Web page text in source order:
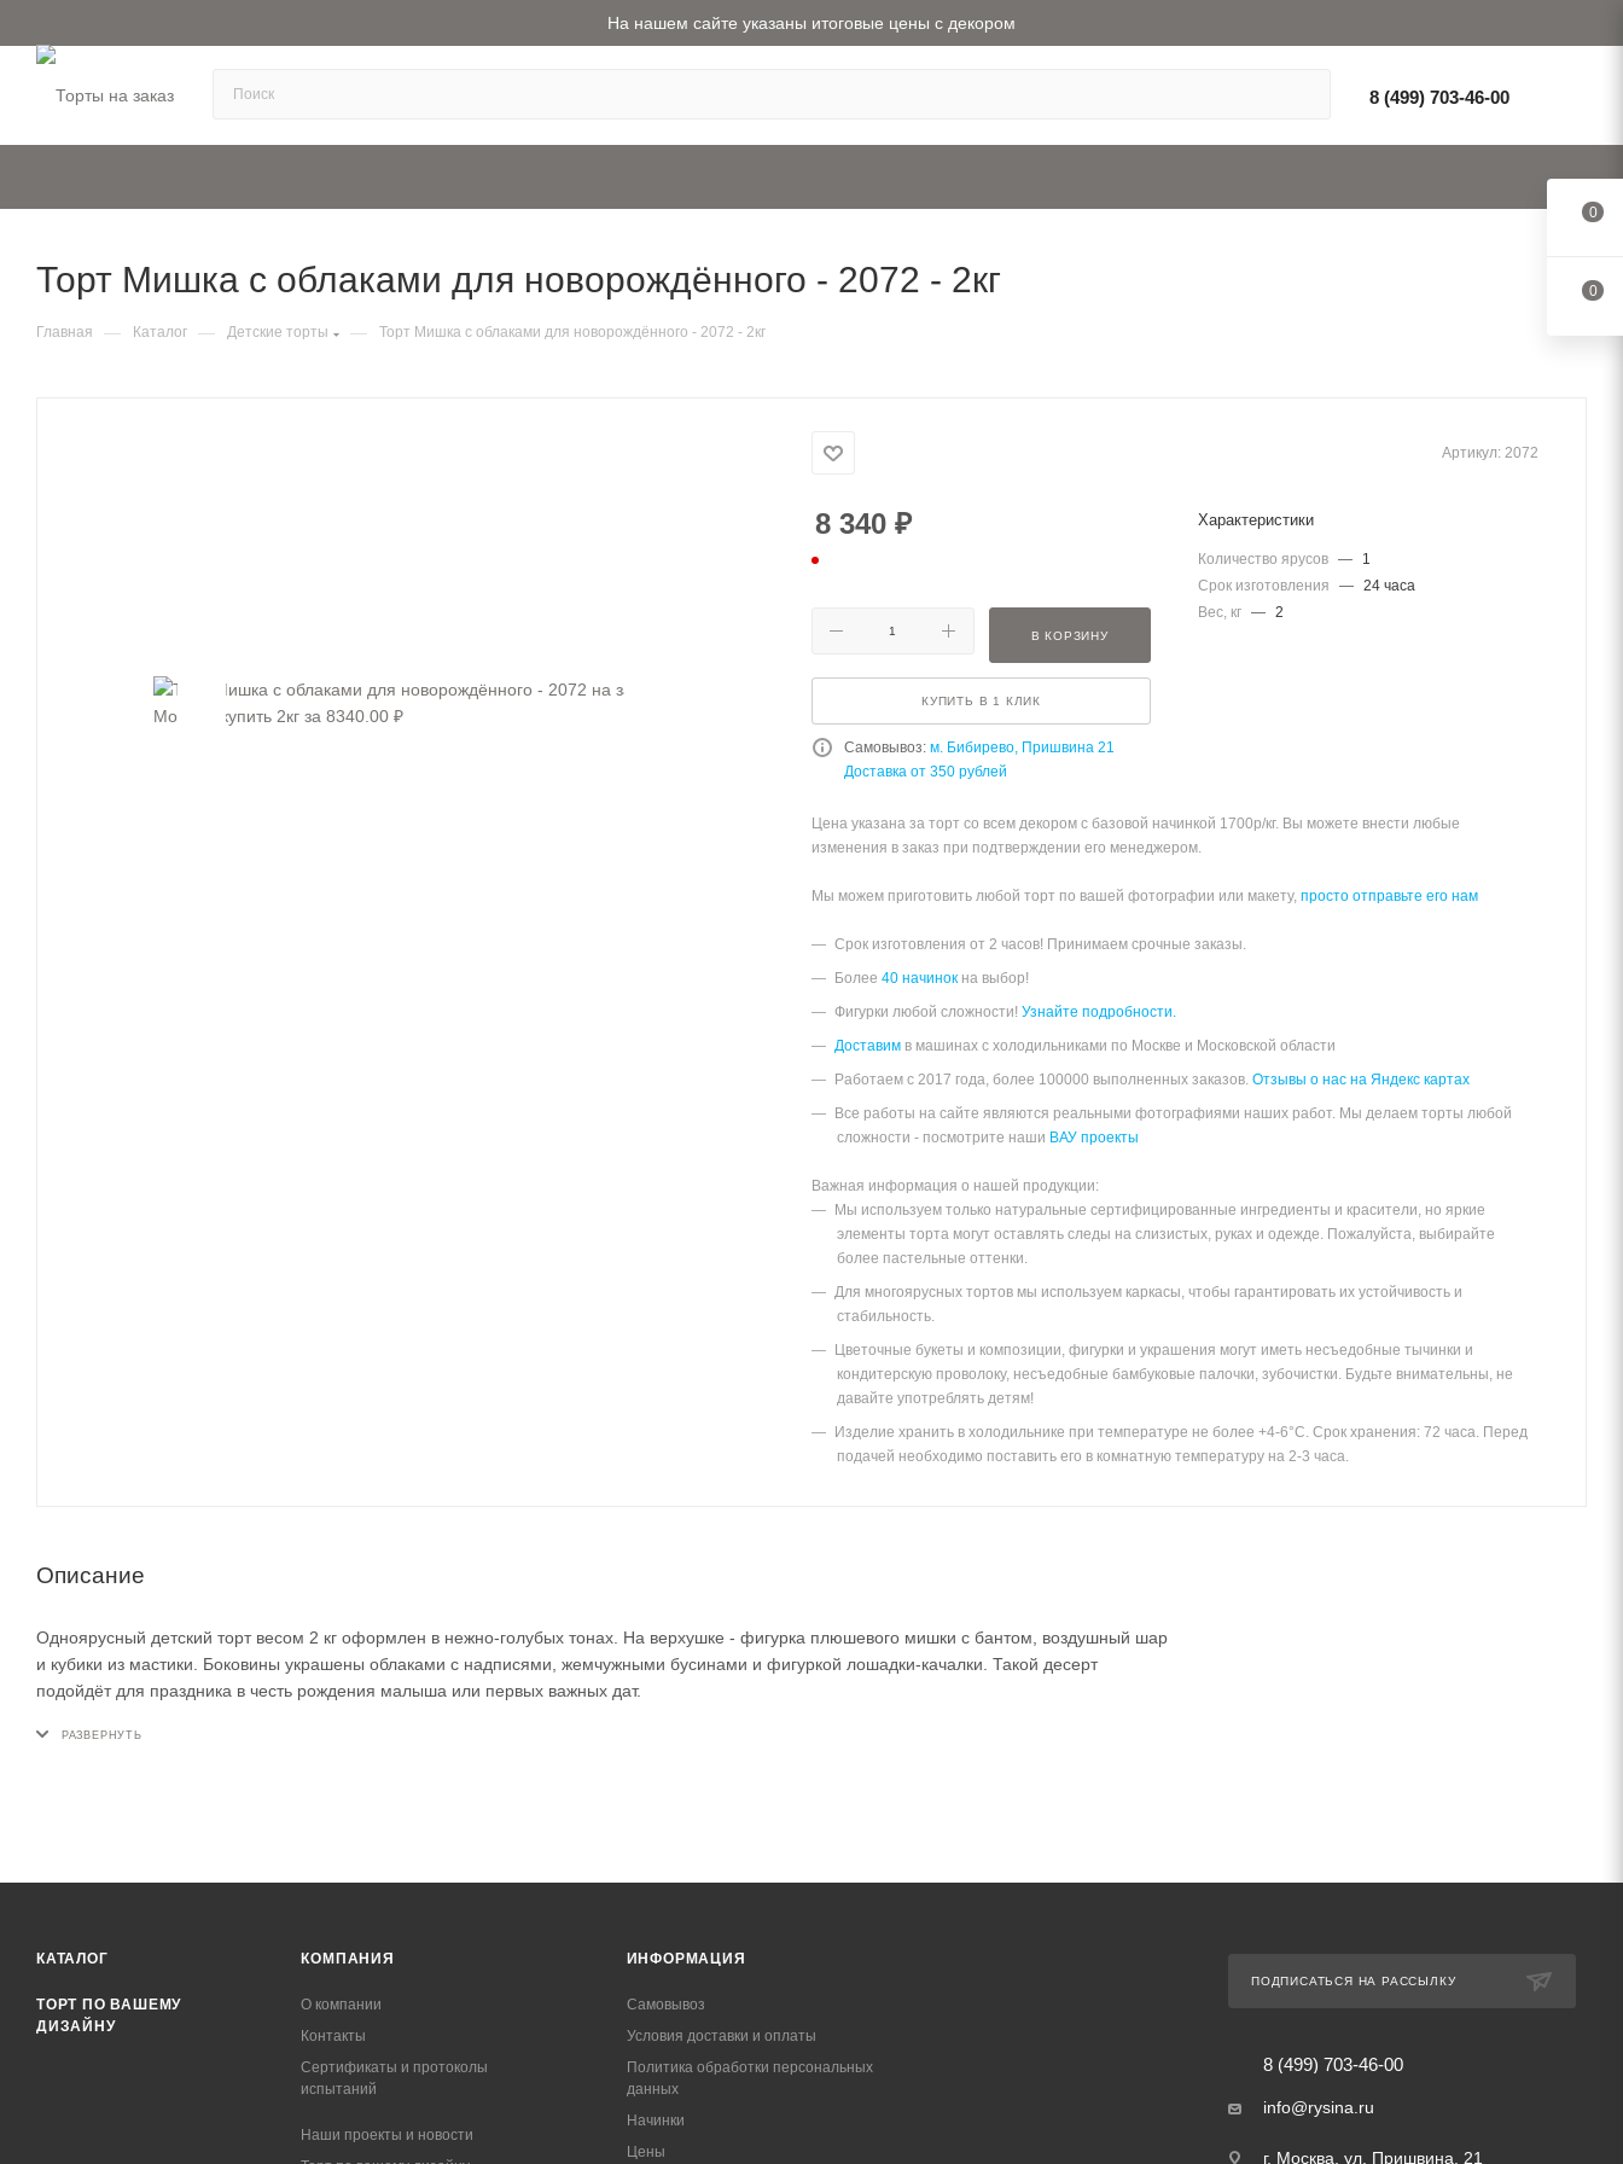
На нашем сайте указаны итоговые цены с декором
8 (499) 703-46-00
Торт Мишка с облаками для новорождённого - 2072 - 2кг
Главная — Каталог — Детские торты — Торт Мишка с облаками для новорождённого - 2072 - 2кг
Артикул: 2072
8 340 ₽
В КОРЗИНУ
КУПИТЬ В 1 КЛИК
Самовывоз: м. Бибирево, Пришвина 21
Доставка от 350 рублей
Характеристики
Количество ярусов —
1
Срок изготовления
— 24 часа
Вес, кг — 2
Цена указана за торт со всем декором с базовой начинкой 1700р/кг. Вы можете внести любые
изменения в заказ при подтверждении его менеджером.
Мы можем приготовить любой торт по вашей фотографии или макету, просто отправьте его нам
Срок изготовления от 2 часов! Принимаем срочные заказы.
Более 40 начинок на выбор!
Фигурки любой сложности! Узнайте подробности.
Доставим в машинах с холодильниками по Москве и Московской области
Работаем с 2017 года, более 100000 выполненных заказов. Отзывы о нас на Яндекс картах
Все работы на сайте являются реальными фотографиями наших работ. Мы делаем торты любой
сложности - посмотрите наши ВАУ проекты
Важная информация о нашей продукции:
Мы используем только натуральные сертифицированные ингредиенты и красители, но яркие
элементы торта могут оставлять следы на слизистых, руках и одежде. Пожалуйста, выбирайте
более пастельные оттенки.
Для многоярусных тортов мы используем каркасы, чтобы гарантировать их устойчивость и
стабильность.
Цветочные букеты и композиции, фигурки и украшения могут иметь несъедобные тычинки и
кондитерскую проволоку, несъедобные бамбуковые палочки, зубочистки. Будьте внимательны, не
давайте употреблять детям!
Изделие хранить в холодильнике при температуре не более +4-6°С. Срок хранения: 72 часа. Перед
подачей необходимо поставить его в комнатную температуру на 2-3 часа.
Описание
Одноярусный детский торт весом 2 кг оформлен в нежно-голубых тонах. На верхушке - фигурка плюшевого мишки с бантом, воздушный шар
и кубики из мастики. Боковины украшены облаками с надписями, жемчужными бусинами и фигуркой лошадки-качалки. Такой десерт
подойдёт для праздника в честь рождения малыша или первых важных дат.
КАТАЛОГ
ТОРТ ПО ВАШЕМУ
ДИЗАЙНУ
КОМПАНИЯ
О компании
Контакты
Сертификаты и протоколы
испытаний
Наши проекты и новости
ИНФОРМАЦИЯ
Самовывоз
Условия доставки и оплаты
Политика обработки персональных
данных
Начинки
Цены
ПОДПИСАТЬСЯ НА РАССЫЛКУ
8 (499) 703-46-00
info@rysina.ru
г. Москва, ул. Пришвина, 21
0
0